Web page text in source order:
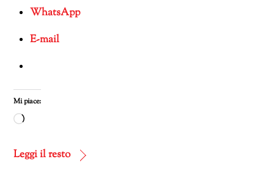
WhatsApp
E-mail
Mi piace:
Caricamento
corso…
Leggi il resto